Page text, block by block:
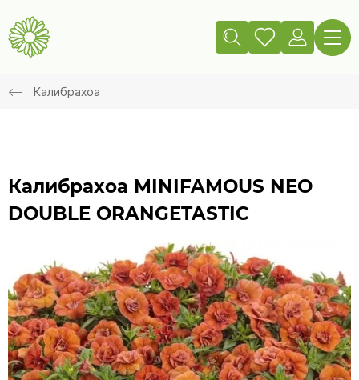
Калибрахоа
Калибрахоа MINIFAMOUS NEO
DOUBLE ORANGETASTIC